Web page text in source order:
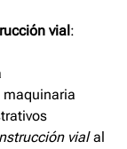
vial :
vialal